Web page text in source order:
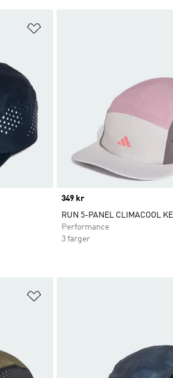
Price
349 kr
RUN 5-PANEL CLIMACOOL
Performance
3 färger